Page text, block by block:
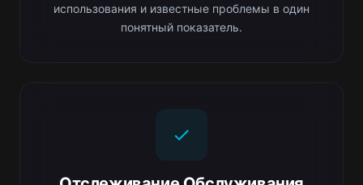
использования и известные проблемы в один
понятный показатель.